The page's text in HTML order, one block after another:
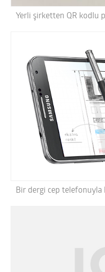
Yerli şirketten QR kodlu
Bir dergi cep telefonuyla